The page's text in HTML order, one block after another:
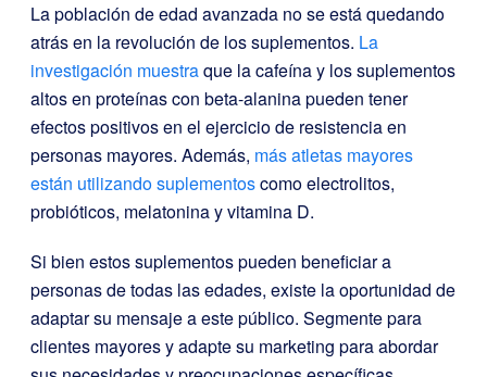
La población de edad avanzada no se está quedando
atrás en la revolución de los suplementos. La
investigación muestraque la cafeína y los suplementos
altos en proteínas con beta-alanina pueden tener
efectos positivos en el ejercicio de resistencia en
personas mayores. Además, más atletas mayores
están utilizando suplementoscomo electrolitos,
probióticos, melatonina y vitamina D.
Si bien estos suplementos pueden beneficiar a
personas de todas las edades, existe la oportunidad de
adaptar su mensaje a este público. Segmente para
clientes mayores y adapte su marketing para abordar